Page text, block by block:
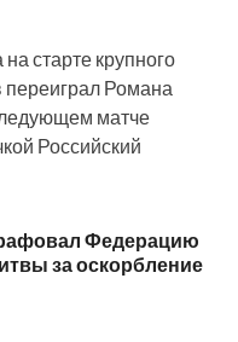
старте крупного
Романа
матче
Российский
Федерацию
за оскорбление